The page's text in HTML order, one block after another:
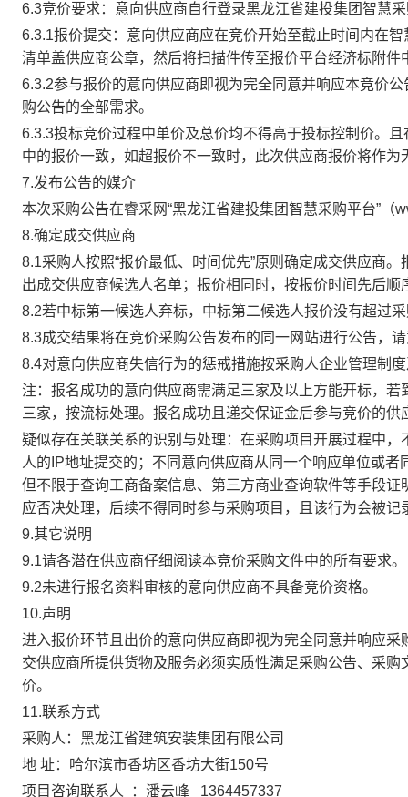
6.3竞价要求：意向供应商自行登录黑龙江省建投集团智慧
6.3.1报价提交：意向供应商应在竞价开始至截止时间内在
清单盖供应商公章，然后将扫描件传至报价平台经济标附件
6.3.2参与报价的意向供应商即视为完全同意并响应本竞价
购公告的全部需求。
6.3.3投标竞价过程中单价及总价均不得高于投标控制价。
中的报价一致，如超报价不一致时，此次供应商报价将作
7.发布公告的媒介
本次采购公告在睿采网“黑龙江省建投集团智慧采购平台”（
8.确定成交供应商
8.1采购人按照“报价最低、时间优先”原则确定成交供应商。
出成交供应商候选人名单；报价相同时，按报价时间先后顺
8.2若中标第一候选人弃标，中标第二候选人报价没有超过
8.3成交结果将在竞价采购公告发布的同一网站进行公告，
8.4对意向供应商失信行为的惩戒措施按采购人企业管理制
注：报名成功的意向供应商需满足三家及以上方能开标，
三家，按流标处理。报名成功且递交保证金后参与竞价的供
疑似存在关联关系的识别与处理：在采购项目开展过程中
人的 IP地址提交的；不同意向供应商从同一个响应单位或
但不限于查询工商备案信息、第三方商业查询软件等手段
应否决处理，后续不得同时参与采购项目，且该行为会被
9.其它说明
9.1请各潜在供应商仔细阅读本竞价采购文件中的所有要求。
9.2未进行报名资料审核的意向供应商不具备竞价资格。
10.声明
进入报价环节且出价的意向供应商即视为完全同意并响应
交供应商所提供货物及服务必须实质性满足采购公告、采
价。
11.联系方式
采购人：黑龙江省建筑安装集团有限公司
地 址：哈尔滨市香坊区香坊大街150号
项目咨询联系人
：潘云峰 1364457337